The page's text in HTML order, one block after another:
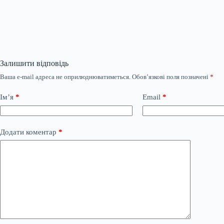
Залишити відповідь
Ваша e-mail адреса не оприлюднюватиметься. Обов’язкові поля позначені *
Ім’я * Email *
Додати коментар *